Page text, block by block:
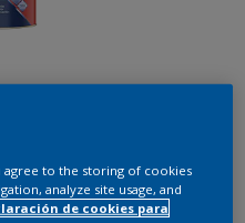
Cambiar de color
agree to the storing of cookies
analyze site usage, and
de cookies para